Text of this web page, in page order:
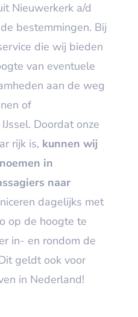
Nieuwerkerk a/d
bestemmingen. Bij
die wij bieden
van eventuele
aan de weg
of
Doordat onze
rijk is, kunnen wij
in
naar
dagelijks met
op de hoogte te
in- en rondom de
geldt ook voor
in Nederland!